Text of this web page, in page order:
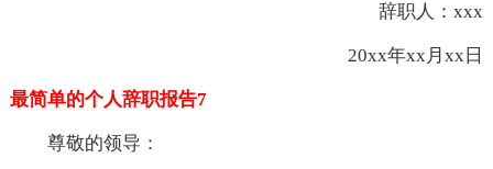
辞职人：xxx
20xx年xx月xx日
最简单的个人辞职报告7
尊敬的领导：